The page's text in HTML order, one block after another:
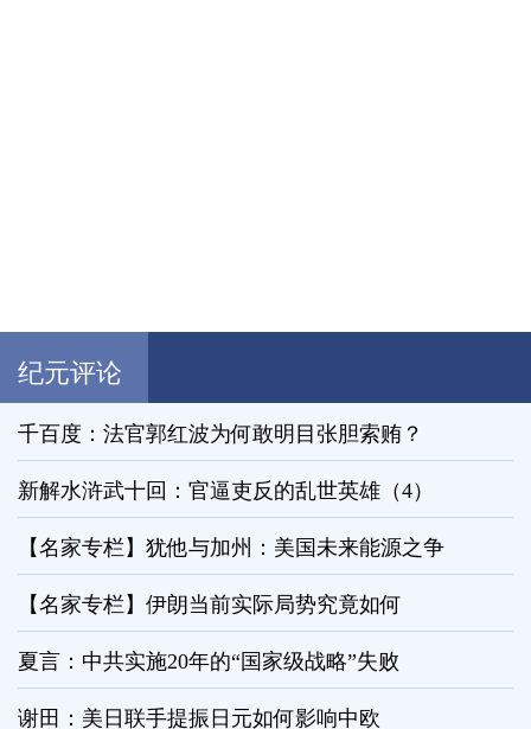
纪元评论
千百度：法官郭红波为何敢明目张胆索贿？
新解水浒武十回：官逼吏反的乱世英雄（4）
【名家专栏】犹他与加州：美国未来能源之争
【名家专栏】伊朗当前实际局势究竟如何
夏言：中共实施20年的“国家级战略”失败
谢田：美日联手提振日元如何影响中欧